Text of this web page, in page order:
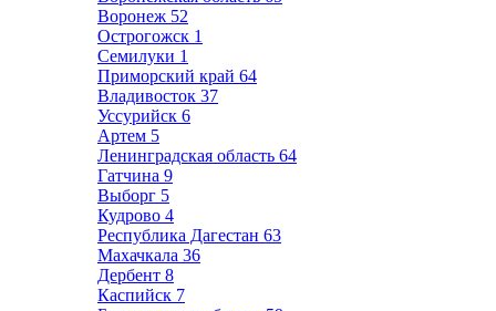
Воронеж 52
Острогожск 1
Семилуки 1
Приморский край 64
Владивосток 37
Уссурийск 6
Артем 5
Ленинградская область 64
Гатчина 9
Выборг 5
Кудрово 4
Республика Дагестан 63
Махачкала 36
Дербент 8
Каспийск 7